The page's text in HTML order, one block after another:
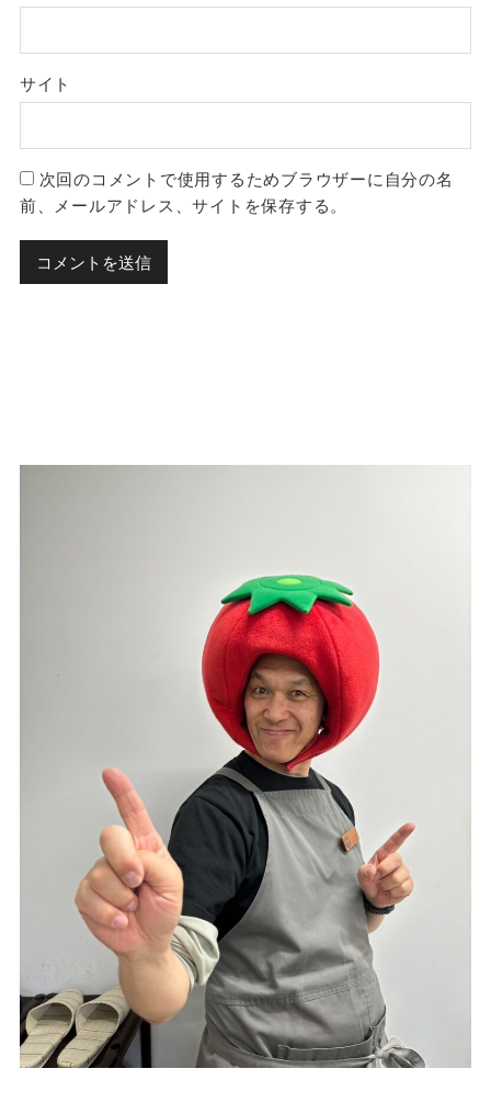
サイト
次回のコメントで使用するためブラウザーに自分の名
前、メールアドレス、サイトを保存する。